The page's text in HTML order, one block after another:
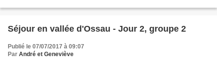
Séjour en vallée d'Ossau - Jour 2, groupe 2
Publié le 07/07/2017 à 09:07
Par André et Geneviève